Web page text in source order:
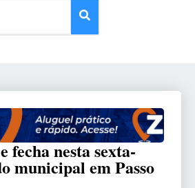
fecha nesta sexta-
municipal em Passo